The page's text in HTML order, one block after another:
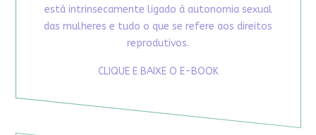
está intrinsecamente ligado à autonomia sexual
das mulheres e tudo o que se refere aos direitos
reprodutivos.
CLIQUE E BAIXE O E-BOOK